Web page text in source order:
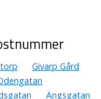
Givarp Gård
Ängsgatan